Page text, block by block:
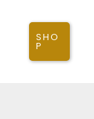
SHO
P